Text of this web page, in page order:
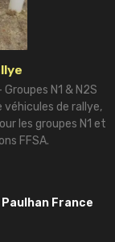
N1 & N2S
de rallye,
les groupes N1 et
FFSA.
France